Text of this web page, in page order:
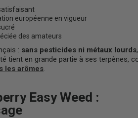
européenne en vigueur
des amateurs
: sans pesticides ni métaux lourds
tient en grande partie à ses terpènes,
les arômes.
Easy Weed :